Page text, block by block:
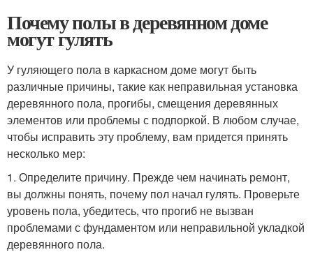
Почему полы в деревянном доме
могут гулять
У гуляющего пола в каркасном доме могут быть
различные причины, такие как неправильная установка
деревянного пола, прогибы, смещения деревянных
элементов или проблемы с подпоркой. В любом случае,
чтобы исправить эту проблему, вам придется принять
несколько мер:
1. Определите причину. Прежде чем начинать ремонт,
вы должны понять, почему пол начал гулять. Проверьте
уровень пола, убедитесь, что прогиб не вызван
проблемами с фундаментом или неправильной укладкой
деревянного пола.